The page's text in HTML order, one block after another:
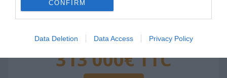
CONFIRM
Data Deletion Data Access Privacy Policy
oeuvre (cuisine, peinture, sols...), mais exclut
À partir de
313 000€ TTC